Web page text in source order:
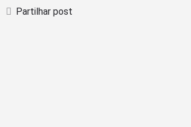
Partilhar post